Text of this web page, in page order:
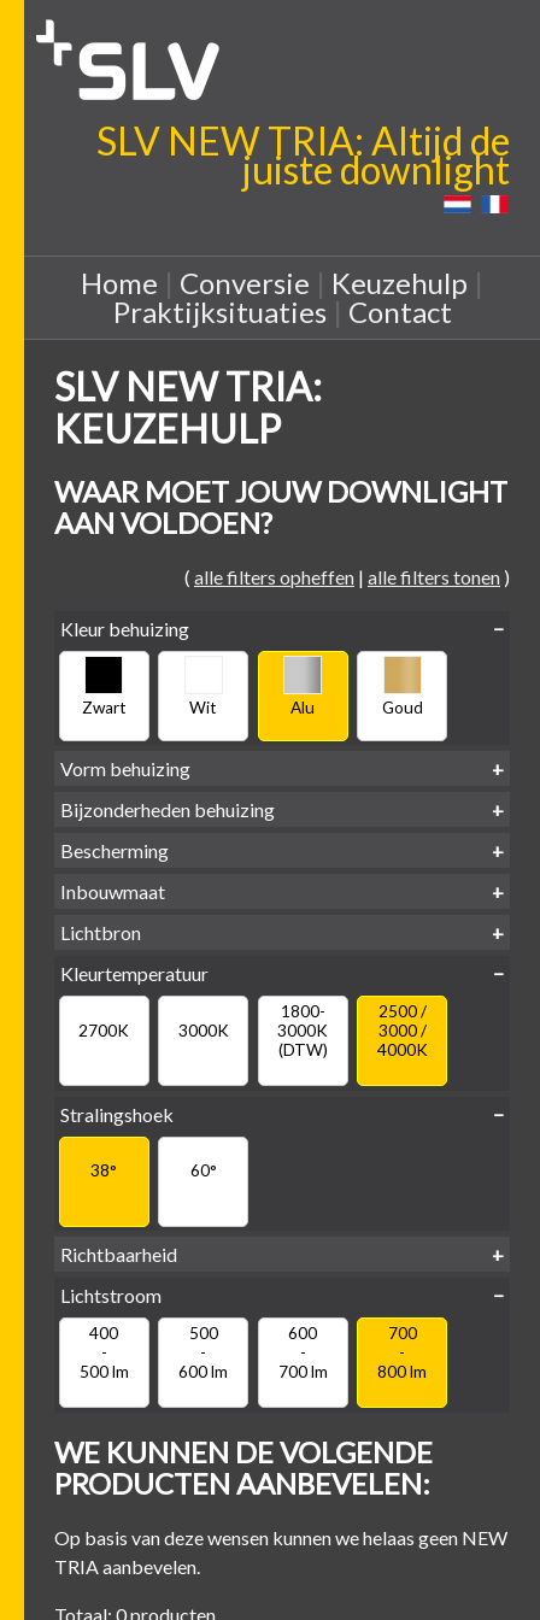
SLV NEW TRIA: Altijd de
juiste downlight
Home | Conversie | Keuzehulp |
Praktijksituaties| Contact
SLV NEW TRIA:
KEUZEHULP
WAAR MOET JOUW DOWNLIGHT
AAN VOLDOEN?
( alle filters opheffen | alle filters tonen )
Kleur behuizing
Zwart Wit Alu Goud
Vorm behuizing
Vierkant
Bijzonderheden behuizing
Bescherming
IP65 water-
Inbouwmaat
Ø
Lichtbron
GU10
Kleurtemperatuur
2700K 3000K
1800-
3000K
(DTW)
2500 /
3000 /
4000K
Stralingshoek
38° 60°
Richtbaarheid
Kantel-baar Draaibaar
Lichtstroom
400
-
500 lm
500
-
600 lm
600
-
700 lm
700
-
800 lm
WE KUNNEN DE VOLGENDE
PRODUCTEN AANBEVELEN:
Op basis van deze wensen kunnen we helaas geen NEW
TRIA aanbevelen.
Totaal: 0 producten